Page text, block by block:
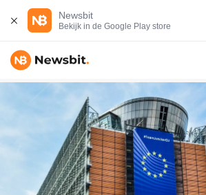
Newsbit
Bekijk in de Google Play store